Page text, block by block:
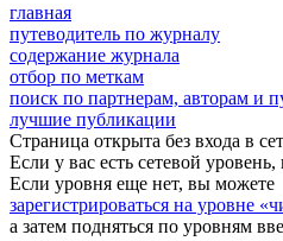
главная
путеводитель по журналу
содержание журнала
отбор по меткам
поиск по партнерам, авторам и
лучшие публикации
Страница открыта без входа в
Если у вас есть сетевой уровень,
Если уровня еще нет, вы можете
зарегистрироваться на уровне
а затем подняться по уровням